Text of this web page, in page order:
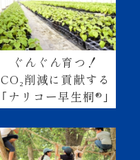
ぐんぐん育つ！
CO₂削減に貢献する
｢ナリコー早生桐®｣